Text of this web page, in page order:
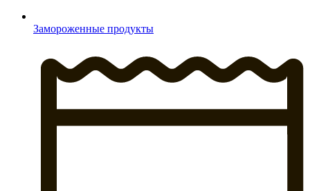
Замороженные продукты